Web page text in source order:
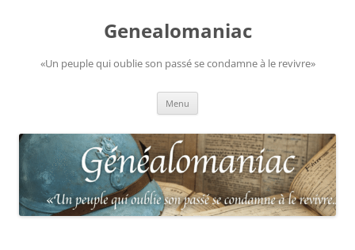
Genealomaniac
«Un peuple qui oublie son passé se condamne à le revivre»
Menu